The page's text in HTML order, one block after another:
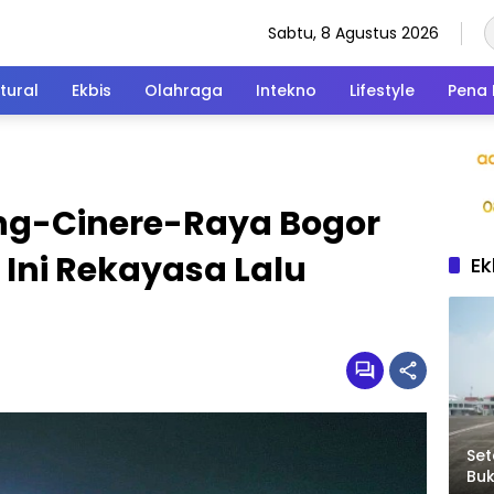
Sabtu, 8 Agustus 2026
Ekbis Olahraga Intekno Lifestyle Pena
Cinere-Raya Bogor
Rekayasa Lalu